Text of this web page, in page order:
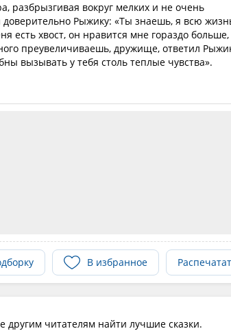
разбрызгивая вокруг мелких и не очень
доверительно Рыжику: «Ты знаешь, я всю
есть хвост, он нравится мне гораздо
преувеличиваешь, дружище, ответил
вызывать у тебя столь теплые чувства».
В избранное
другим читателям найти лучшие сказки.